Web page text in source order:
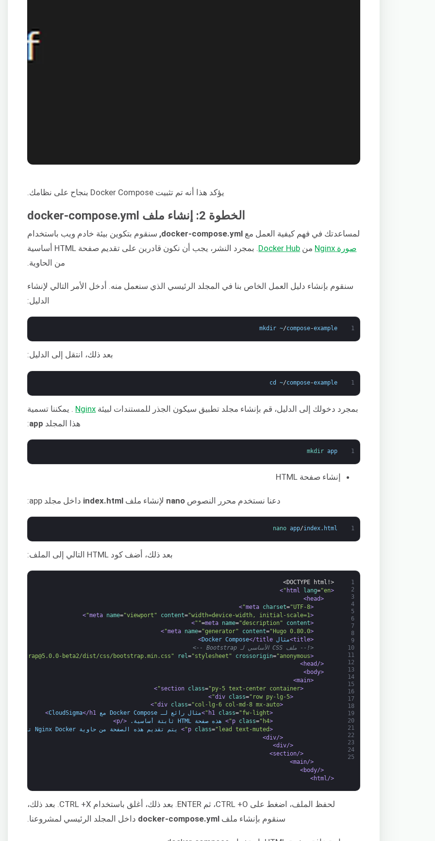
يؤكد هذا أنه تم تثبيت Docker Compose بنجاح على نظامك.
الخطوة 2: إنشاء ملف docker-compose.yml
لمساعدتك في فهم كيفية العمل مع docker-compose.yml, سنقوم بتكوين بيئة خادم ويب باستخدام
صورة Nginx
من Docker Hub
. بمجرد النشر، يجب أن نكون قادرين على تقديم صفحة HTML أساسية
من الحاوية.
سنقوم بإنشاء دليل العمل الخاص بنا في المجلد الرئيسي الذي سنعمل منه. أدخل الأمر التالي لإنشاء
الدليل:
1
mkdir ~/compose-example
بعد ذلك، انتقل إلى الدليل:
1
cd ~/compose-example
بمجرد دخولك إلى الدليل، قم بإنشاء مجلد تطبيق سيكون الجذر للمستندات لبيئة Nginx . يمكننا تسمية
هذا المجلد app
:
1
mkdir app
إنشاء صفحة HTML
دعنا نستخدم محرر النصوص nano لإنشاء ملف داخل مجلد app:
1
nano app/index. html
بعد ذلك، أضف كود HTML التالي إلى الملف:
1
2
3
4
5
6
7
8
9
10
11
12
13
14
15
16
17
18
19
20
21
22
23
24
25
<!DOCTYPE html>
<html
lang="en"
>
<head>
<meta
charset="UTF-8"
>
<meta
name="viewport" content="width=device-width, initial-scale=1"
>
<meta
name="description" content
=
""
>
<meta
name="generator" content="Hugo 0.80.0"
>
<title>
مثال Docker Compose </title>
<!-- ملف CSS الأساسي لـ Bootstrap -->
<link
bootstrap@5.0.0-beta2/dist/css/bootstrap.min.css" rel="stylesheet" crossorigin="anonymous"
</head>
<body>
<main>
<section
class="py-5 text-center container"
>
<div
class="row py-lg-5"
>
<div
class="col-lg-6 col-md-8 mx-auto"
>
<h1
class="fw-light"
>مثال رائع لـ Docker Compose مع CloudSigma
</h1>
<p
class="h4"
> هذه صفحة HTML ثابتة أساسية.
</p>
<p
class="lead text-muted"
> يتم تقديم هذه الصفحة من حاوية Nginx Docker تم إنشاؤها باستخدام
</div>
</div>
</section>
</main>
</body>
</html>
لحفظ الملف، اضغط على CTRL +O، ثم ENTER. بعد ذلك، أغلق باستخدام CTRL +X. بعد ذلك،
سنقوم بإنشاء ملف docker-compose.yml داخل المجلد الرئيسي لمشروعنا.